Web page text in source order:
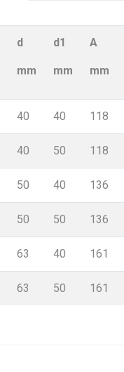
d
mm
d1
mm
A
mm
40 40 118
40 50 118
50 40 136
50 50 136
63 40 161
63 50 161